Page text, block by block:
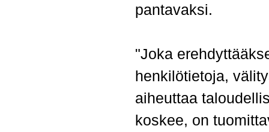
pantavaksi.
"Joka
henkilötietoja,
aiheuttaa
koskee, on